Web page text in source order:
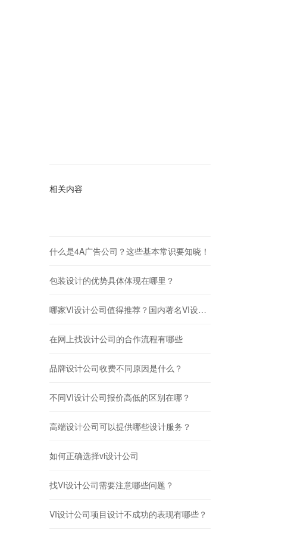
相关内容
什么是4A广告公司？这些基本常识要知晓！
包装设计的优势具体体现在哪里？
哪家VI设计公司值得推荐？国内著名VI设计公司有哪些？
在网上找设计公司的合作流程有哪些
品牌设计公司收费不同原因是什么？
不同VI设计公司报价高低的区别在哪？
高端设计公司可以提供哪些设计服务？
如何正确选择vi设计公司
找VI设计公司需要注意哪些问题？
VI设计公司项目设计不成功的表现有哪些？